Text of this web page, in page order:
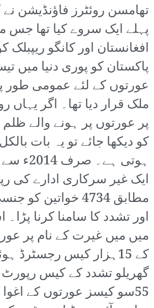
تھامسن روئٹرز فاؤنڈیشن
پہلے ایک سروے کیا تھا جس
افغانستان اور کانگو ریپبلک
پاکستان کو پوری دنیا میں
عورتوں کے لئے عمومی طور
ملک قرار دیا تھا۔ اگر یہاں
پر عورتوں پر ہونے والے
کو دیکھا جائے تو یہ بات
ایک غیر سرکاری ادارے کی
مطابق 4734 خواتین
اور تشدد کا سامنا کرنا
میں میں غیرت کے نام پر
گھریلو تشدد کے کیس رپورٹ
55سو کیسز عورتوں کے